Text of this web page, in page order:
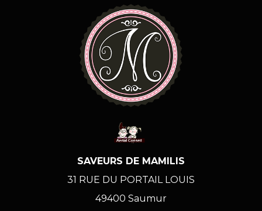
SAVEURS DE MAMILIS
31 RUE DU PORTAIL LOUIS
49400 Saumur